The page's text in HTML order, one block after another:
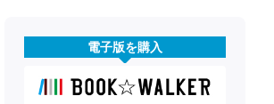
電子版を購入